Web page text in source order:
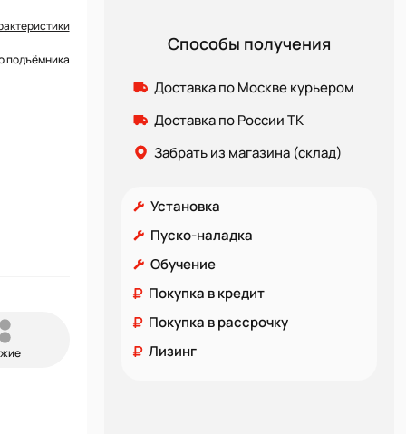
подъёмника
Способы получения
Доставка по Москве курьером
Доставка по России ТК
Забрать из магазина (склад)
Установка
Пуско-наладка
Обучение
Покупка в кредит
Покупка в рассрочку
Лизинг